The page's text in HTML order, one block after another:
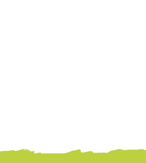
{literal}{/literal}